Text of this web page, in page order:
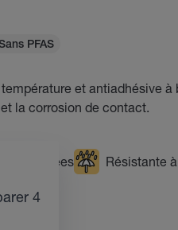
PFAS
et antiadhésive
la corrosion de contact.
élevées Résistante
4